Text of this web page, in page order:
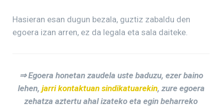
Hasieran esan dugun bezala, guztiz zabaldu den
egoera izan arren, ez da legala eta sala daiteke.
⇒ Egoera honetan zaudela uste baduzu, ezer baino
lehen, jarri kontaktuan sindikatuarekin, zure egoera
zehatza aztertu ahal izateko eta egin beharreko